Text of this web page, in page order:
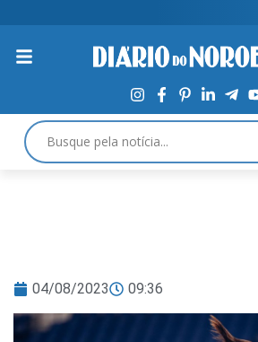
04/08/2023 09:36